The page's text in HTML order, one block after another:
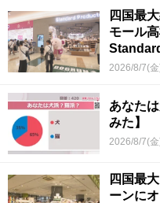
四国最
モール
香川県初
2026/8/7(
あなた
みた】
2026/8/7(
四国最
ーンに